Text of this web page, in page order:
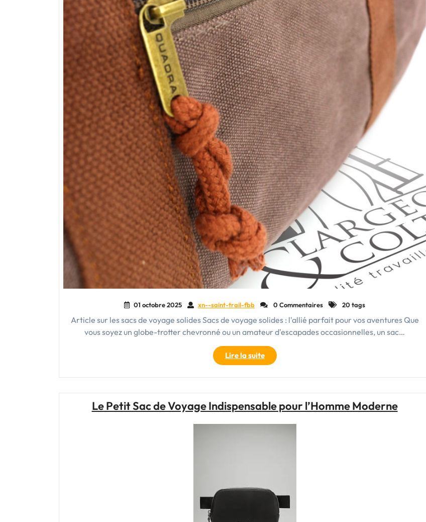
01 octobre 2025 xn--saint-trail-fbb 0 Commentaires 20 tags
Article sur les sacs de voyage solides Sacs de voyage solides : l'allié parfait pour vos aventures Que
vous soyez un globe-trotter chevronné ou un amateur d'escapades occasionnelles, un sac…
Lire la suite"Le
sac
de
:
Le Petit Sac de Voyage Indispensable pour l’Homme Moderne